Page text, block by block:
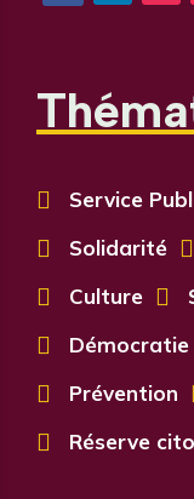
 Service
 Solidarité 
 Culture 
 Démocratie
 Prévention
 Réserve